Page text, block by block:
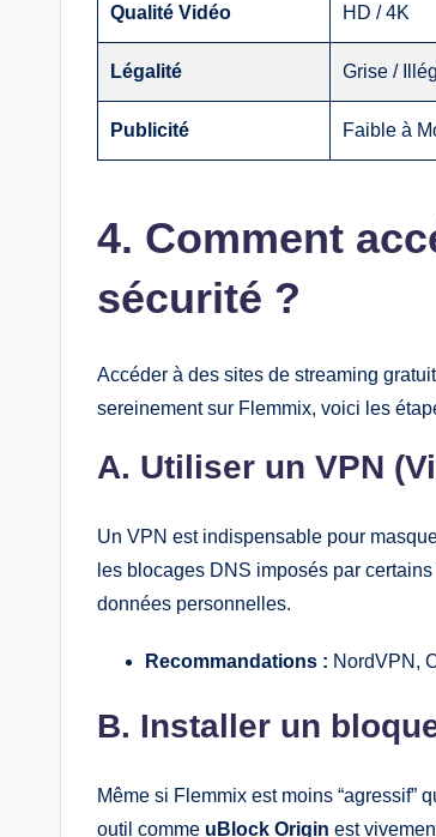
Qualité Vidéo HD / 4K
Légalité Grise /
Publicité Faible à
4. Comment
sécurité ?
Accéder à des sites de streaming
sereinement sur Flemmix, voici les
A. Utiliser un VPN
Un VPN est indispensable pour
les blocages DNS imposés par
données personnelles.
Recommandations : NordVPN,
B. Installer un
Même si Flemmix est moins “agressif”
outil comme uBlock Origin est